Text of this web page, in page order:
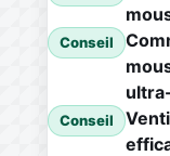
Conseil
Conseil